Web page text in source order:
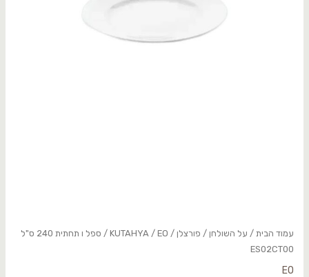
עמוד הבית/ על השולחן / פורצלן /
KUTAHYA /EO
/ ספל ו תחתית 240 ס"ל
ES02CT00
EO